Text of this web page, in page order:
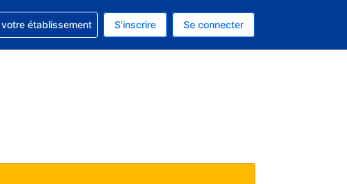
devise actuelle est celle-ci : EUR.
Votre langue actuelle est celle-ci : Français.
l'aide concernant votre réservation
établissement S'inscrire Se connecter